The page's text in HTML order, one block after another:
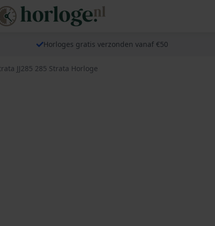
Horloges gratis verzonden vanaf €50
JJ285 285 Strata Horloge